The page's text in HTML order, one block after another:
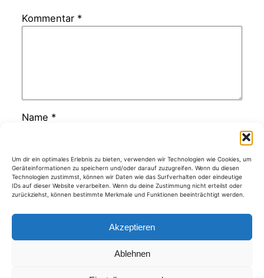
Um dir ein optimales Erlebnis zu bieten, verwenden wir Technologien wie Cookies, um
Geräteinformationen zu speichern und/oder darauf zuzugreifen. Wenn du diesen
Technologien zustimmst, können wir Daten wie das Surfverhalten oder eindeutige
IDs auf dieser Website verarbeiten. Wenn du deine Zustimmung nicht erteilst oder
zurückziehst, können bestimmte Merkmale und Funktionen beeinträchtigt werden.
Akzeptieren
Ablehnen
Kommentar *
Name *
E-Mail-Adresse*
Website